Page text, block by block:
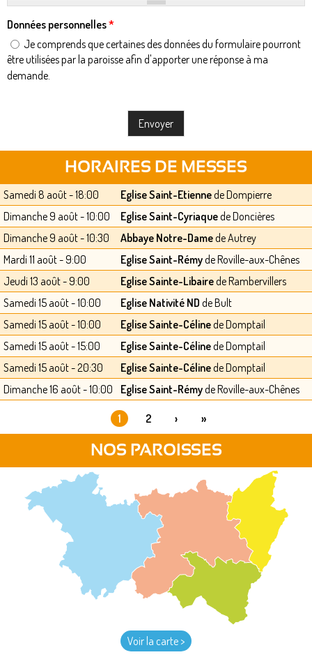
Données personnelles*
Je comprends que certaines des données du formulaire pourront
être utilisées par la paroisse afin d'apporter une réponse à ma
demande.
HORAIRES DE MESSES
Samedi 8 août - 18:00 Eglise Saint-Etiennede Dompierre
Dimanche 9 août - 10:00
Eglise Saint-Cyriaquede Doncières
Dimanche 9 août - 10:30
Abbaye Notre-Damede Autrey
Mardi 11 août - 9:00
Eglise Saint-Rémyde Roville-aux-Chênes
Jeudi 13 août - 9:00
Eglise Sainte-Libairede Rambervillers
Samedi 15 août - 10:00
Eglise Nativité ND de Bult
Samedi 15 août - 10:00
Eglise Sainte-Célinede Domptail
Samedi 15 août - 15:00
Eglise Sainte-Célinede Domptail
Samedi 15 août - 20:30
Eglise Sainte-Célinede Domptail
Dimanche 16 août - 10:00
Eglise Saint-Rémyde Roville-aux-Chênes
1 2 › »
NOS PAROISSES
Voir la carte >